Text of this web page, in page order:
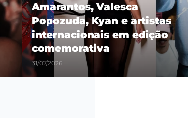
Amarantos, Valesca
Popozuda, Kyan e artistas
internacionais em edição
comemorativa
31/07/2026